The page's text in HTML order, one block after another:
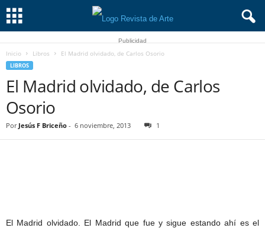
Publicidad
Inicio Libros El Madrid olvidado, de Carlos Osorio
LIBROS
El Madrid olvidado, de Carlos
Osorio
Por Jesús F Briceño - 6 noviembre, 2013 1
El Madrid olvidado. El Madrid que fue y sigue estando ahí es el